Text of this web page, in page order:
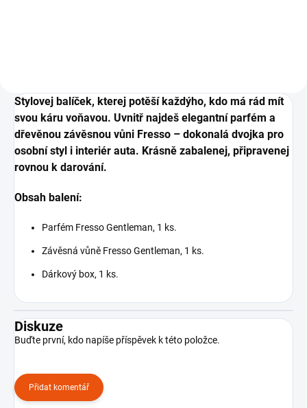
Stylovej balíček, kterej potěší každýho, kdo má rád mít
svou káru voňavou. Uvnitř najdeš elegantní parfém a
dřevěnou závěsnou vůni Fresso – dokonalá dvojka pro
osobní styl i interiér auta. Krásně zabalenej, připravenej
rovnou k darování.
Obsah balení:
Parfém Fresso Gentleman, 1 ks.
Závěsná vůně Fresso Gentleman, 1 ks.
Dárkový box, 1 ks.
Diskuze
Buďte první, kdo napíše příspěvek k této položce.
Přidat komentář